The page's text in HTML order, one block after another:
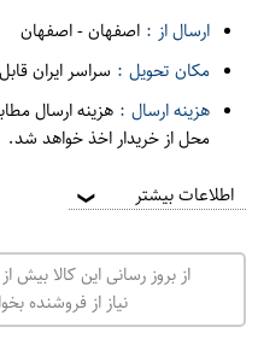
ارسال از : اصفهان-اصفهان
مکان تحویل : سراسر ایران
هزینه ارسال : هزینه ارسال
محل از خریدار اخذ خواهد شد.
اطلاعات بیشتر ❯
از بروز رسانی این کالا
نیاز از فروشنده